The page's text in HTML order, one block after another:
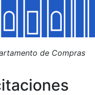
de Compras